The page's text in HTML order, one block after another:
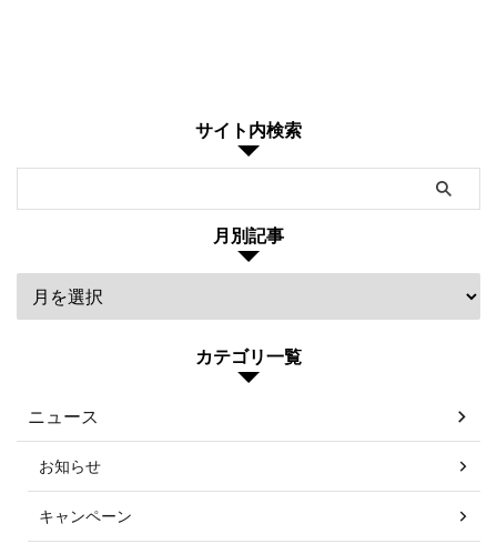
サイト内検索
月別記事
カテゴリ一覧
ニュース
お知らせ
キャンペーン